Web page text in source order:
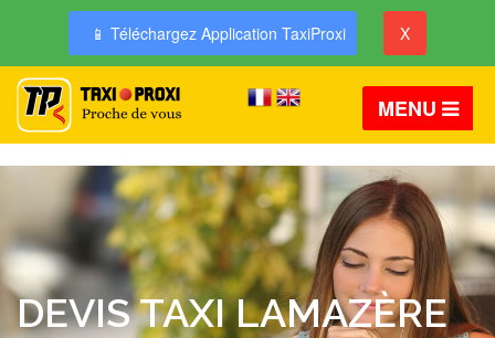
📱 Téléchargez Application TaxiProxi X
MENU
DEVIS TAXI LAMAZÈRE